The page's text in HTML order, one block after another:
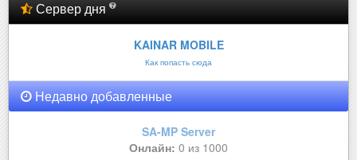
Сервер дня
KAINAR MOBILE
Как попасть сюда
Недавно добавленные
SA-MP Server
Онлайн: 0 из 1000